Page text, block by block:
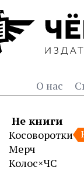
О нас
Не книги
Косоворотки
Мерч
Колос×ЧС